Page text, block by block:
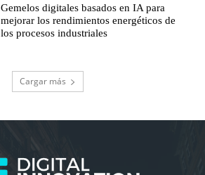
Gemelos digitales basados en IA para
mejorar los rendimientos energéticos de
los procesos industriales
Cargar más